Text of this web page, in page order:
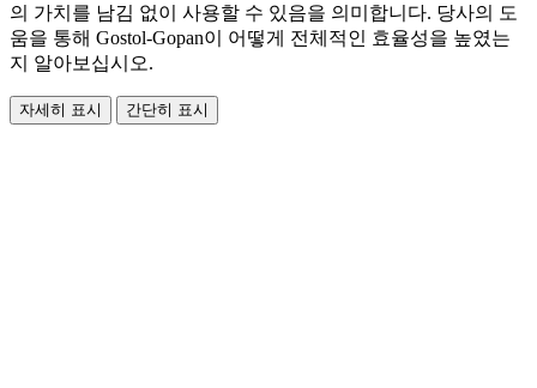
의 가치를 남김 없이 사용할 수 있음을 의미합니다. 당사의 도
움을 통해 Gostol-Gopan이 어떻게 전체적인 효율성을 높였는
지 알아보십시오.
자세히 표시 간단히 표시